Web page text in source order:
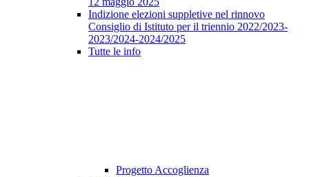
Indizione elezioni suppletive nel rinnovo
Consiglio di Istituto per il triennio 2022/2023-
2023/2024-2024/2025
Tutte le info
Progetto Accoglienza